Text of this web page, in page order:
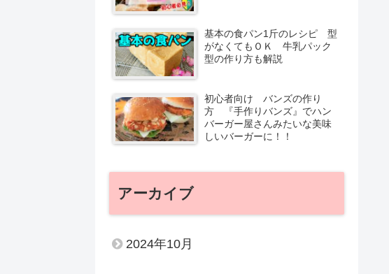
基本の食パン1斤のレシピ 型
がなくてもＯＫ 牛乳パック
型の作り方も解説
初心者向け バンズの作り
方 『手作りバンズ』でハン
バーガー屋さんみたいな美味
しいバーガーに！！
アーカイブ
2024年10月